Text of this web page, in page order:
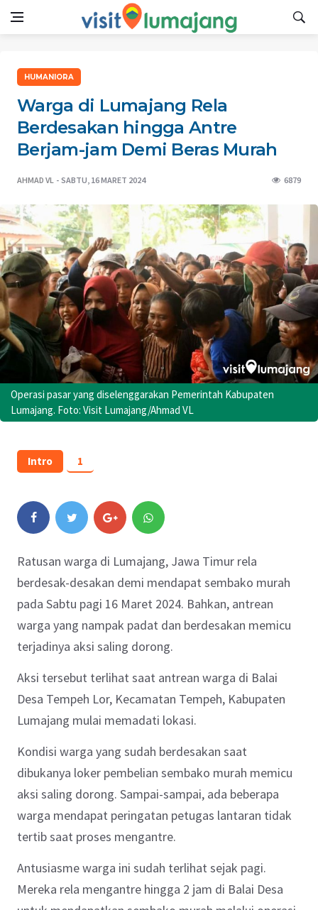
HUMANIORA
Warga di Lumajang Rela
Berdesakan hingga Antre
Berjam-jam Demi Beras Murah
AHMAD VL SABTU, 16 MARET 2024 6879
Operasi pasar yang diselenggarakan Pemerintah Kabupaten
Lumajang. Foto: Visit Lumajang/Ahmad VL
Intro 1
Ratusan warga di Lumajang, Jawa Timur rela
berdesak-desakan demi mendapat sembako murah
pada Sabtu pagi 16 Maret 2024. Bahkan, antrean
warga yang nampak padat dan berdesakan memicu
terjadinya aksi saling dorong.
Aksi tersebut terlihat saat antrean warga di Balai
Desa Tempeh Lor, Kecamatan Tempeh, Kabupaten
Lumajang mulai memadati lokasi.
Kondisi warga yang sudah berdesakan saat
dibukanya loker pembelian sembako murah memicu
aksi saling dorong. Sampai-sampai, ada beberapa
warga mendapat peringatan petugas lantaran tidak
tertib saat proses mengantre.
Antusiasme warga ini sudah terlihat sejak pagi.
Mereka rela mengantre hingga 2 jam di Balai Desa